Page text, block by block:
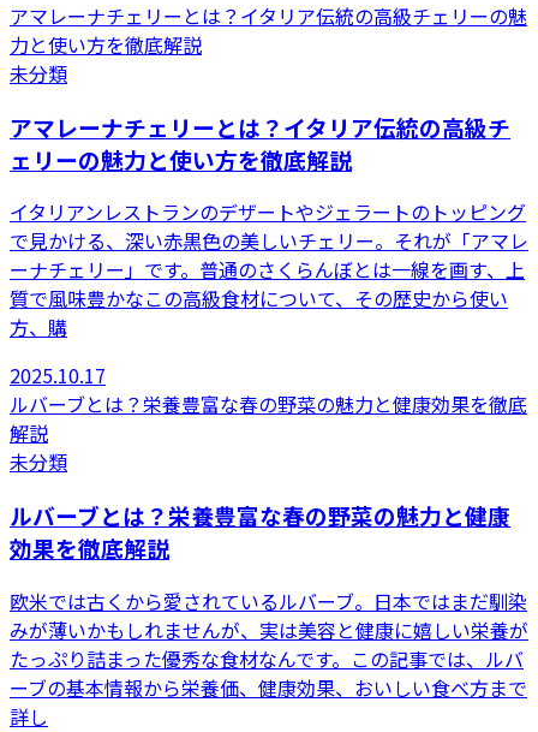
アマレーナチェリーとは？イタリア伝統の高級チェリーの魅
力と使い方を徹底解説
未分類
アマレーナチェリーとは？イタリア伝統の高級チ
ェリーの魅力と使い方を徹底解説
イタリアンレストランのデザートやジェラートのトッピング
で見かける、深い赤黒色の美しいチェリー。それが「アマレ
ーナチェリー」です。普通のさくらんぼとは一線を画す、上
質で風味豊かなこの高級食材について、その歴史から使い
方、購
2025.10.17
ルバーブとは？栄養豊富な春の野菜の魅力と健康効果を徹底
解説
未分類
ルバーブとは？栄養豊富な春の野菜の魅力と健康
効果を徹底解説
欧米では古くから愛されているルバーブ。日本ではまだ馴染
みが薄いかもしれませんが、実は美容と健康に嬉しい栄養が
たっぷり詰まった優秀な食材なんです。この記事では、ルバ
ーブの基本情報から栄養価、健康効果、おいしい食べ方まで
詳し